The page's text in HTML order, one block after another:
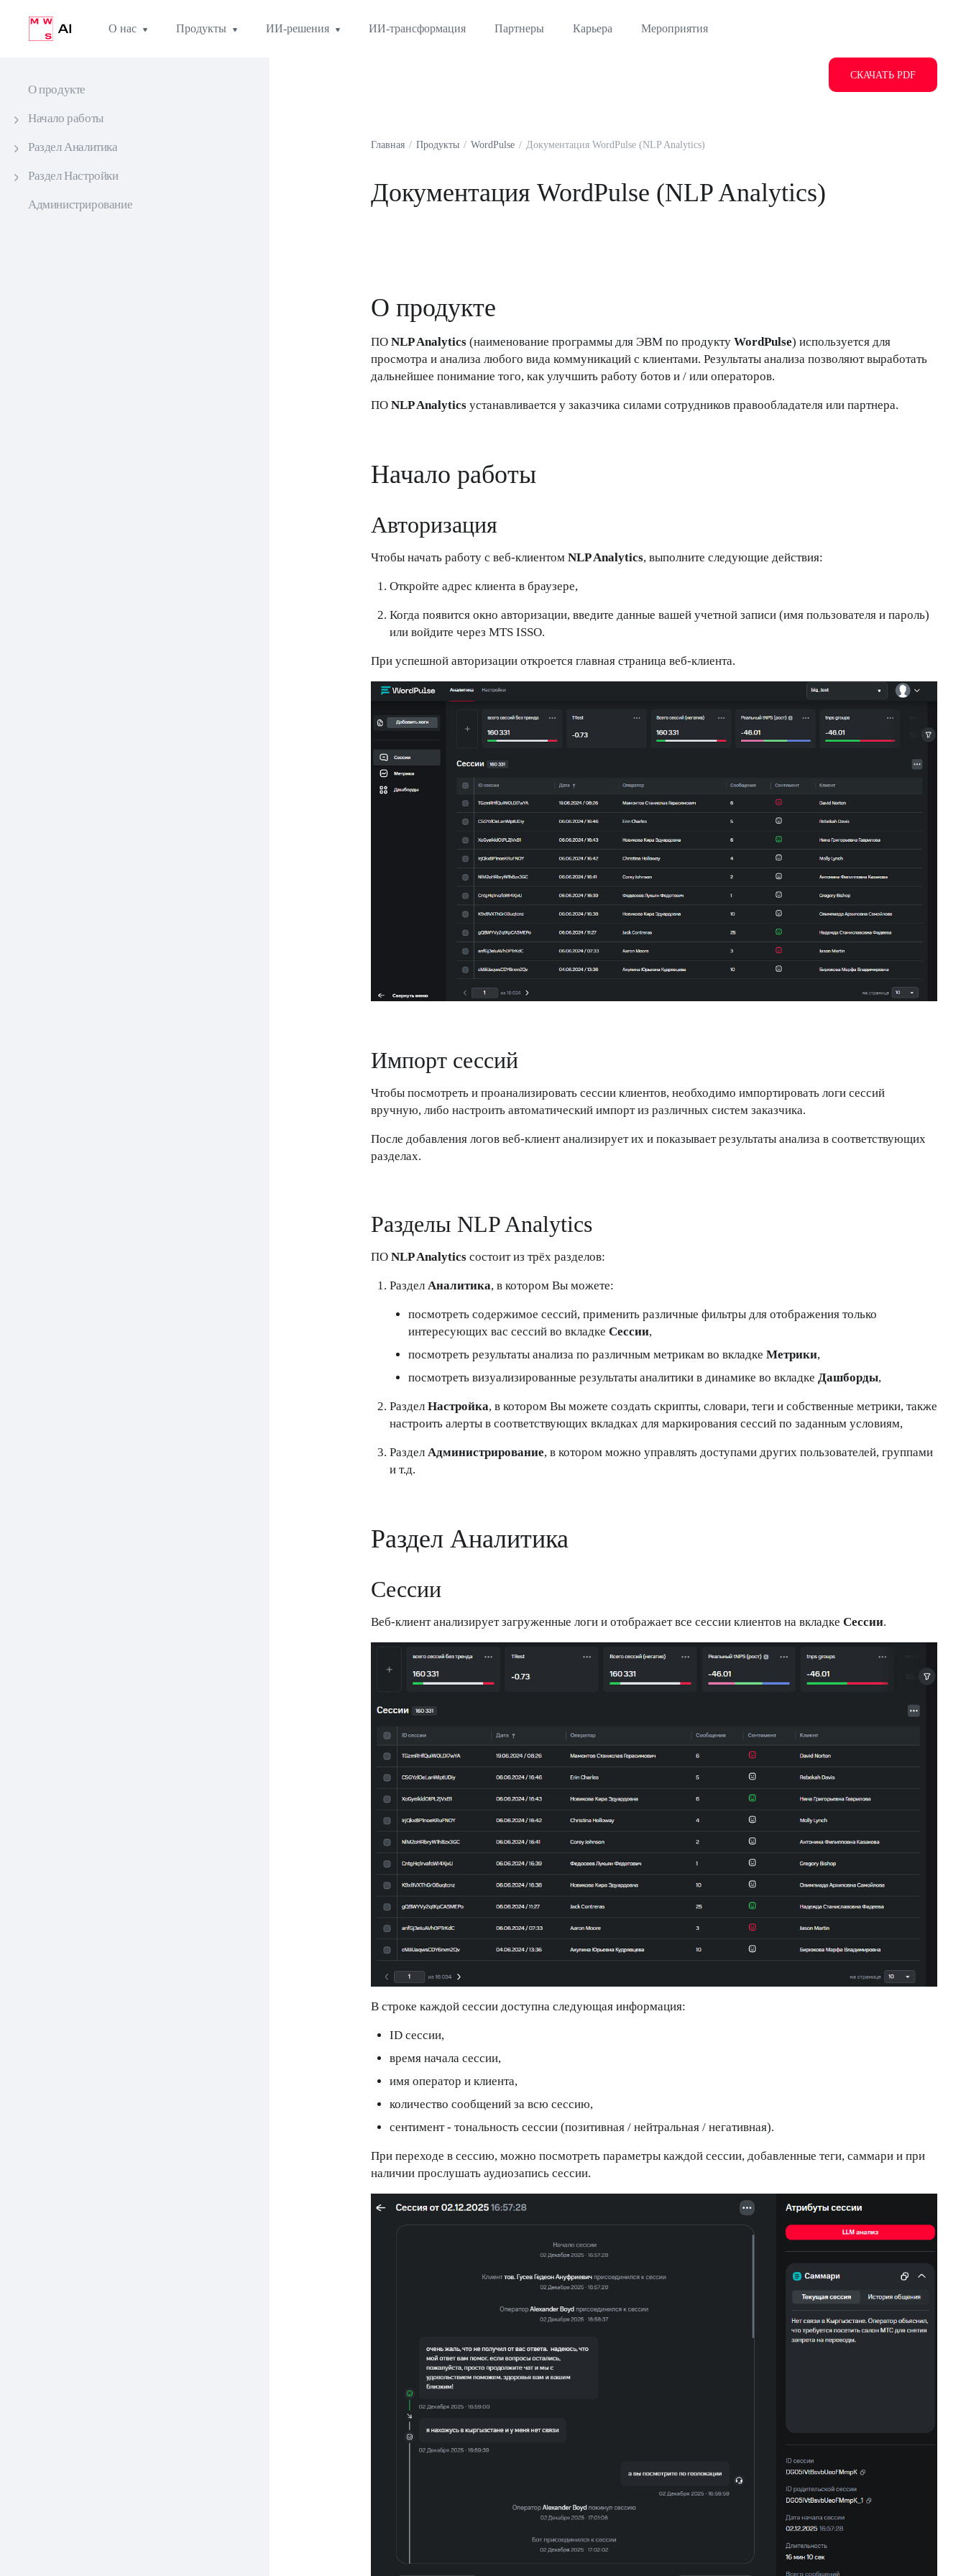
О нас Продукты ИИ-решения ИИ-трансформация Партнеры Карьера Мероприятия
О продукте
Начало работы
Раздел Аналитика
Раздел Настройки
Администрирование
СКАЧАТЬ PDF
Главная Продукты WordPulse Документация WordPulse (NLP Analytics)
Документация WordPulse (NLP Analytics)
О продукте
ПО NLP Analytics (наименование программы для ЭВМ по продукту WordPulse) используется для
просмотра и анализа любого вида коммуникаций с клиентами. Результаты анализа позволяют выработать
дальнейшее понимание того, как улучшить работу ботов и / или операторов.
ПО NLP Analytics устанавливается у заказчика силами сотрудников правообладателя или партнера.
Начало работы
Авторизация
Чтобы начать работу с веб-клиентом NLP Analytics, выполните следующие действия:
Откройте адрес клиента в браузере,
Когда появится окно авторизации, введите данные вашей учетной записи (имя пользователя и пароль)
или войдите через MTS ISSO.
При успешной авторизации откроется главная страница веб-клиента.
Импорт сессий
Чтобы посмотреть и проанализировать сессии клиентов, необходимо импортировать логи сессий
вручную, либо настроить автоматический импорт из различных систем заказчика.
После добавления логов веб-клиент анализирует их и показывает результаты анализа в соответствующих
разделах.
Разделы NLP Analytics
ПО NLP Analytics состоит из трёх разделов:
Раздел Аналитика, в котором Вы можете:
посмотреть содержимое сессий, применить различные фильтры для отображения только
интересующих вас сессий во вкладке Сессии,
посмотреть результаты анализа по различным метрикам во вкладке Метрики,
посмотреть визуализированные результаты аналитики в динамике во вкладке Дашборды,
Раздел Настройка, в котором Вы можете создать скрипты, словари, теги и собственные метрики, также
настроить алерты в соответствующих вкладках для маркирования сессий по заданным условиям,
Раздел Администрирование, в котором можно управлять доступами других пользователей, группами
и т.д.
Раздел Аналитика
Сессии
Веб-клиент анализирует загруженные логи и отображает все сессии клиентов на вкладке Сессии.
В строке каждой сессии доступна следующая информация:
ID сессии,
время начала сессии,
имя оператор и клиента,
количество сообщений за всю сессию,
сентимент - тональность сессии (позитивная / нейтральная / негативная).
При переходе в сессию, можно посмотреть параметры каждой сессии, добавленные теги, саммари и при
наличии прослушать аудиозапись сессии.